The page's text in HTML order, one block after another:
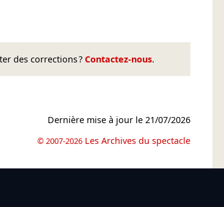
des corrections ? Contactez-nous.
Dernière mise à jour le21/07/2026
© 2007-2026 Les Archives du spectacle